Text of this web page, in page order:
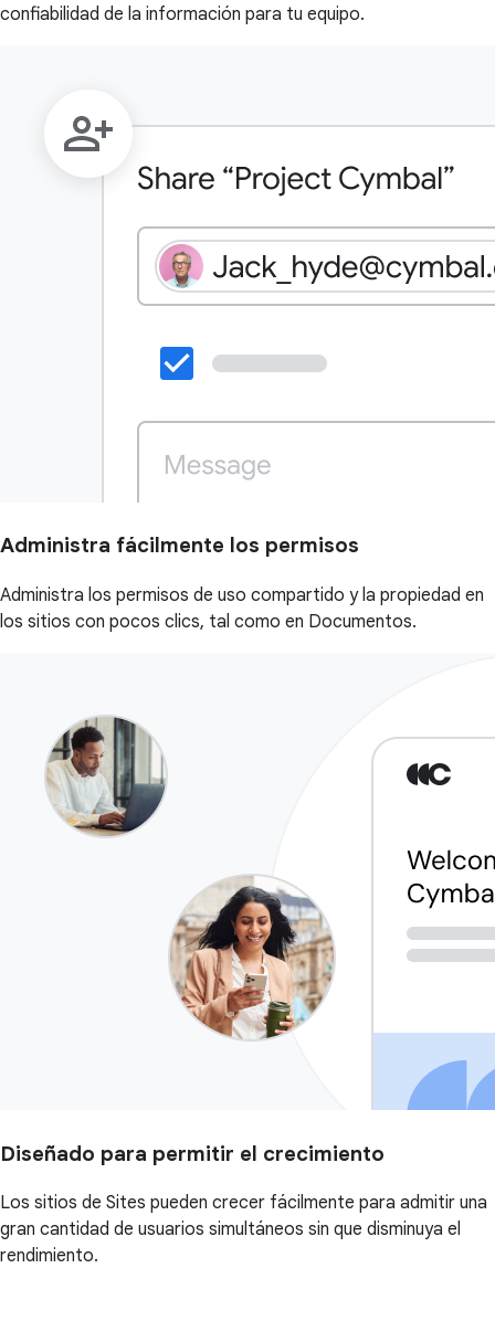
confiabilidad de la información para tu equipo.
Administra fácilmente los permisos
Administra los permisos de uso compartido y la propiedad en
los sitios con pocos clics, tal como en Documentos.
Diseñado para permitir el crecimiento
Los sitios de Sites pueden crecer fácilmente para admitir una
gran cantidad de usuarios simultáneos sin que disminuya el
rendimiento.